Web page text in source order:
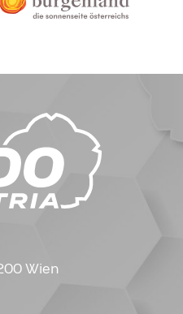
Wien